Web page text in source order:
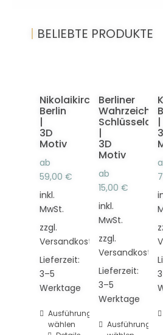
| BELIEBTE PRODUKTE
Nikolaikirche
Berlin
|
3D
Motiv
ab
59,00 €
inkl.
MwSt.
zzgl.
Versandkosten
Lieferzeit:
3–5
Werktage
Ausführung
wählen
Dieses
Produkt
Berliner
Wahrzeichen
|
3D
Motiv
ab
15,00 €
inkl.
MwSt.
zzgl.
Versandkosten
Lieferzeit:
3–5
Werktage
Ausführung
Dieses
|